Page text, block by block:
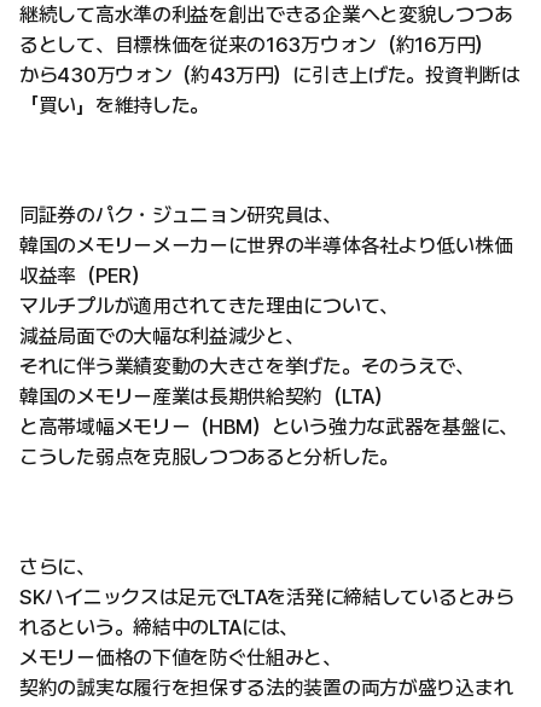
継続して高水準の利益を創出できる企業へと変貌しつつあ
るとして、目標株価を従来の163万ウォン（約16万円）
から430万ウォン（約43万円）に引き上げた。投資判断は
「買い」を維持した。
同証券のパク・ジュニョン研究員は、
韓国のメモリーメーカーに世界の半導体各社より低い株価
収益率（PER）
マルチプルが適用されてきた理由について、
減益局面での大幅な利益減少と、
それに伴う業績変動の大きさを挙げた。そのうえで、
韓国のメモリー産業は長期供給契約（LTA）
と高帯域幅メモリー（HBM）という強力な武器を基盤に、
こうした弱点を克服しつつあると分析した。
さらに、
SKハイニックスは足元でLTAを活発に締結しているとみら
れるという。締結中のLTAには、
メモリー価格の下値を防ぐ仕組みと、
契約の誠実な履行を担保する法的装置の両方が盛り込まれ